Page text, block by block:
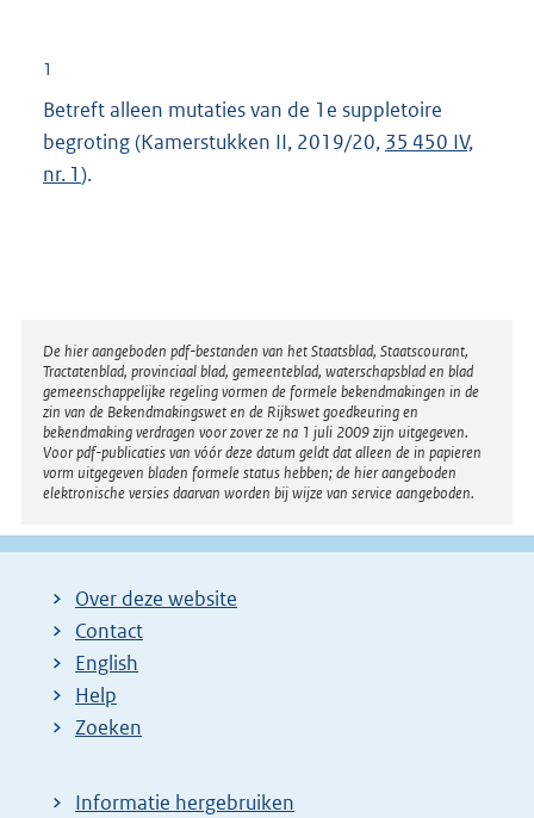
1
Betreft alleen mutaties van de 1e suppletoire
begroting (Kamerstukken II, 2019/20, 35 450 IV,
nr. 1).
Disclaimer
De hier aangeboden pdf-bestanden van het Staatsblad, Staatscourant,
Tractatenblad, provinciaal blad, gemeenteblad, waterschapsblad en blad
gemeenschappelijke regeling vormen de formele bekendmakingen in de
zin van de Bekendmakingswet en de Rijkswet goedkeuring en
bekendmaking verdragen voor zover ze na 1 juli 2009 zijn uitgegeven.
Voor pdf-publicaties van vóór deze datum geldt dat alleen de in papieren
vorm uitgegeven bladen formele status hebben; de hier aangeboden
elektronische versies daarvan worden bij wijze van service aangeboden.
Over deze website
Contact
English
Help
Zoeken
Informatie hergebruiken